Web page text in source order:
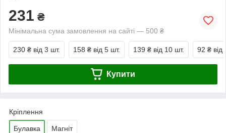
231 ₴
Мінімальна сума замовлення на сайті — 500 ₴
230 ₴ від 3 шт. 158 ₴ від 5 шт. 139 ₴ від 10 шт. 92 ₴ від
Купити
Кріплення
Булавка Магніт